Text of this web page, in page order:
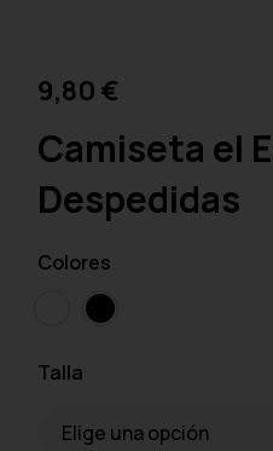
9,80 €
Camiseta el
Despedidas
Colores
Talla